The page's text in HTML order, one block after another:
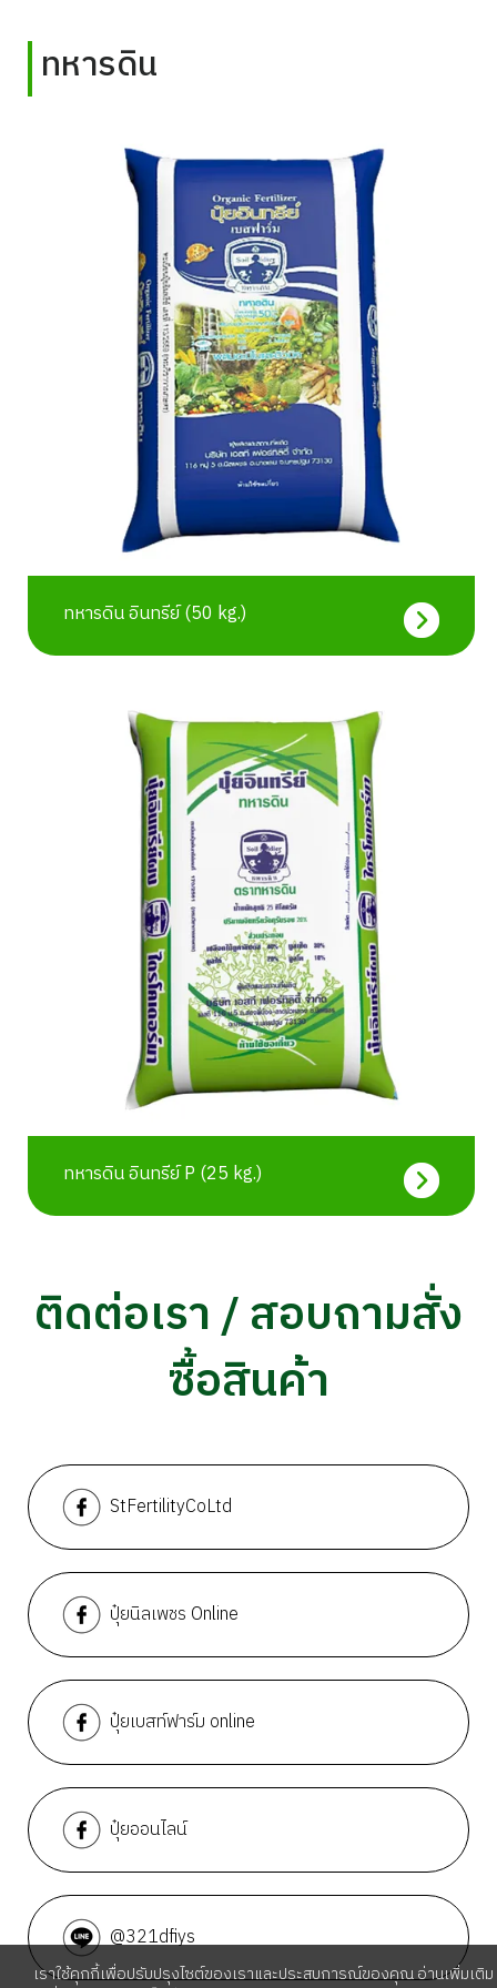
ทหารดิน
ทหารดิน อินทรีย์ (50 kg.)
ทหารดิน อินทรีย์ P (25 kg.)
ติดต่อเรา / สอบถามสั่ง
ซื้อสินค้า
StFertilityCoLtd
ปุ๋ยนิลเพชร Online
ปุ๋ยเบสท์ฟาร์ม online
ปุ๋ยออนไลน์
@321dfiys
เราใช้คุกกี้เพื่อปรับปรุงไซต์ของเราและประสบการณ์ของคุณ อ่านเพิ่มเติม